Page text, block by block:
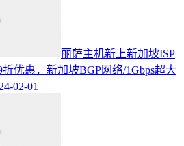
丽萨主机新上新加坡ISP
优惠，新加坡BGP网络/1Gbps超大
02-01